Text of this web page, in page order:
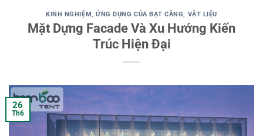
KINH NGHIỆM,ỨNG DỤNG CỦA BẠT CĂNG, VẬT LIỆU
Mặt Dựng Facade Và Xu Hướng Kiến
Trúc Hiện Đại
26
Th6